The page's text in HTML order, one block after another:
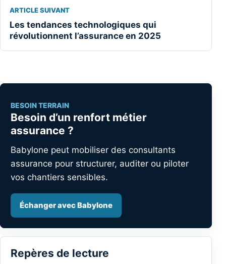
ARTICLE SUIVANT
Les tendances technologiques qui
révolutionnent l’assurance en 2025
BESOIN TERRAIN
Besoin d’un renfort métier
assurance ?
Babylone peut mobiliser des consultants
assurance pour structurer, auditer ou piloter
vos chantiers sensibles.
Échanger avec Babylone
Repères de lecture